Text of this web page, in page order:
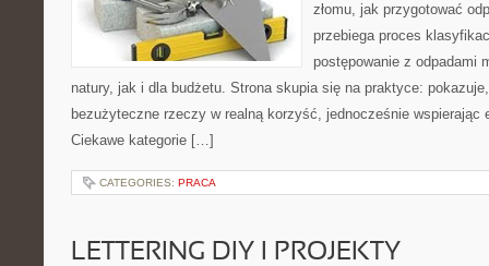
złomu, jak przygotować
przebiega proces
postępowanie z odpadami
natury, jak i dla budżetu. Strona skupia się na praktyce:
bezużyteczne rzeczy w realną korzyść, jednocześnie wspierając
Ciekawe kategorie […]
CATEGORIES: PRACA
LETTERING DIY I PROJEKTY